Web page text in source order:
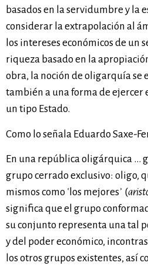
basados en la servidumbre y la
considerar la extrapolación al
los intereses económicos de un
riqueza basado en la
obra, la noción de oligarquía se
también a una forma de ejercer
un tipo Estado.
Como lo señala Eduardo Saxe-
En una república oligárquica …
grupo cerrado exclusivo: oligo,
mismos como ʿlos mejoresʾ (
significa que el grupo
su conjunto representa una tal
y del poder económico,
los otros grupos existentes, así